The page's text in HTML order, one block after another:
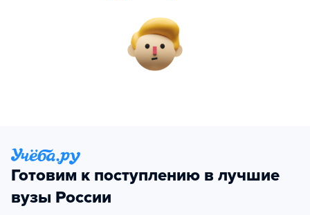
Готовим к поступлению в лучшие
вузы России